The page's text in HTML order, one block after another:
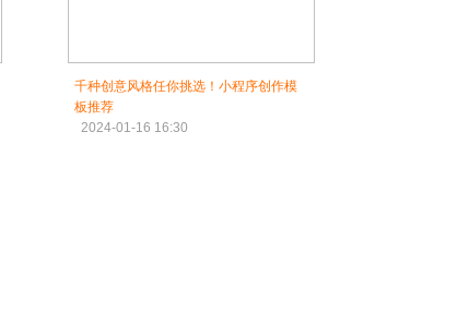
千种创意风格任你挑选！小程序创作模
板推荐
2024-01-16 16:30